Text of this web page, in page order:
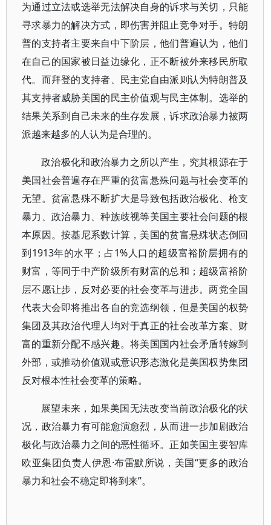
为通过立法或选举无法解决自身的诉求与关切，只能
寻求暴力的解决方式，即伤害并阻止竞争对手。特朗
普的支持者主要来自中下阶层，他们普遍认为，他们
在自己的国家被日益边缘化，正不断被外来移民所取
代。而拜登的支持者、民主党自由派则认为特朗普及
其支持者威胁美国的民主价值观与民主体制。选举的
结果关系到自己未来的生存发展，诉求政治暴力被两
派越来越多的人认为是合理的。
政治极化和政治暴力之所以产生，究其根源在于
美国社会普遍存在严重的贫富悬殊问题与社会变革的
无望。贫富悬殊不断扩大是导致包括政治极化、枪支
暴力、政治暴力、种族歧视等美国主要社会问题的根
本原因。按基尼系数计算，美国的贫富悬殊状态倒回
到1913年的水平；占1%人口的超级富裕阶层拥有的
财富，等同于中产阶级所有财富的总和；超级富裕阶
层不愿让步，反对必要的社会变革与进步。两党全国
代表大会即将推出各自的竞选纲领，但是美国的权势
集团及其政治代理人均对于真正的社会改革方案、财
富的重新分配不感兴趣。将美国国内社会矛盾转嫁到
外部，或推动价值观或意识形态激化是美国权势集团
反对根本性社会变革的策略。
展望未来，如果美国无法改变当前政治极化的状
况，政治暴力有可能愈演愈烈，从而进一步加剧政治
极化与政治暴力之间的恶性循环。正如美国主要智库
欧亚集团负责人伊恩·布雷默所说，美国“更多的政治
暴力和社会不稳定即将到来”。